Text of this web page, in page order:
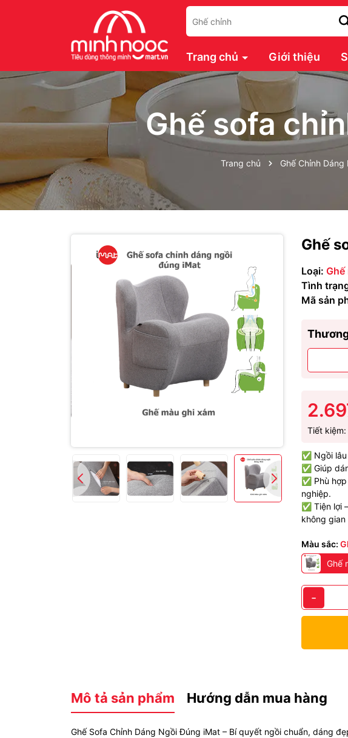
Trang chủ Giới thiệu
Ghế sofa
Trang chủ Ghế Chỉnh
Ghế
Loại:
Tình
Mã sản
Tiết kiệm:
✅ Ngồi
✅ Giúp
✅ Phù
nghiệp.
✅ Tiện lợi
không gian
Màu sắc:
Ghế
-
Mô tả sản phẩm Hướng dẫn mua hàng
Ghế Sofa Chỉnh Dáng Ngồi Đúng iMat – Bí quyết ngồi chuẩn, dáng